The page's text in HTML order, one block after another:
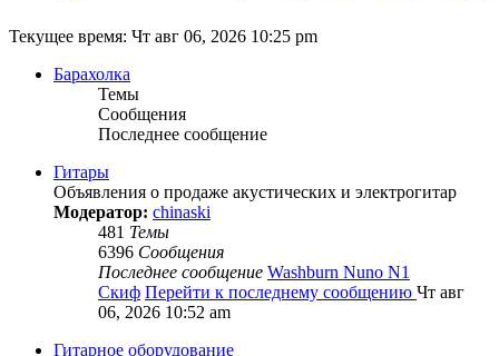
Текущее время: Чт авг 06, 2026 10:25 pm
Барахолка
Темы
Сообщения
Последнее сообщение
Гитары
Объявления о продаже акустических и электрогитар
Модератор: chinaski
481 Темы
6396 Сообщения
Последнее сообщение Washburn Nuno N1
Скиф Перейти к последнему сообщению Чт авг
06, 2026 10:52 am
Гитарное оборудование